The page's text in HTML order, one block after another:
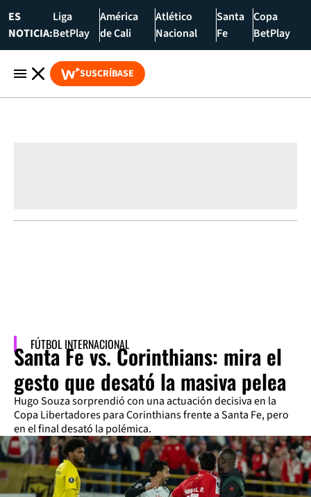
ES
NOTICIA:
Liga
BetPlay
América
de Cali
Atlético
Nacional
Santa
Fe
Copa
BetPlay
SUSCRÍBASE
FÚTBOL INTERNACIONAL
Santa Fe vs. Corinthians: mira el
gesto que desató la masiva pelea
Hugo Souza sorprendió con una actuación decisiva en la
Copa Libertadores para Corinthians frente a Santa Fe, pero
en el final desató la polémica.